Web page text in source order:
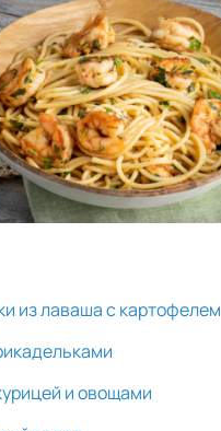
из лаваша с картофелем
и овощами